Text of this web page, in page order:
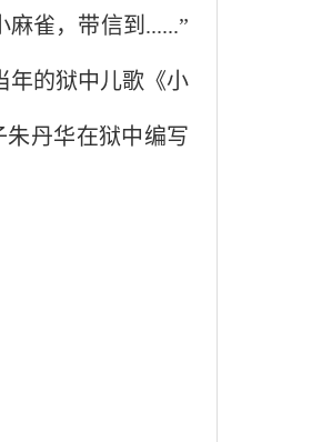
雀，带信到 ......”
年的狱中儿歌《小
丹华在狱中编写